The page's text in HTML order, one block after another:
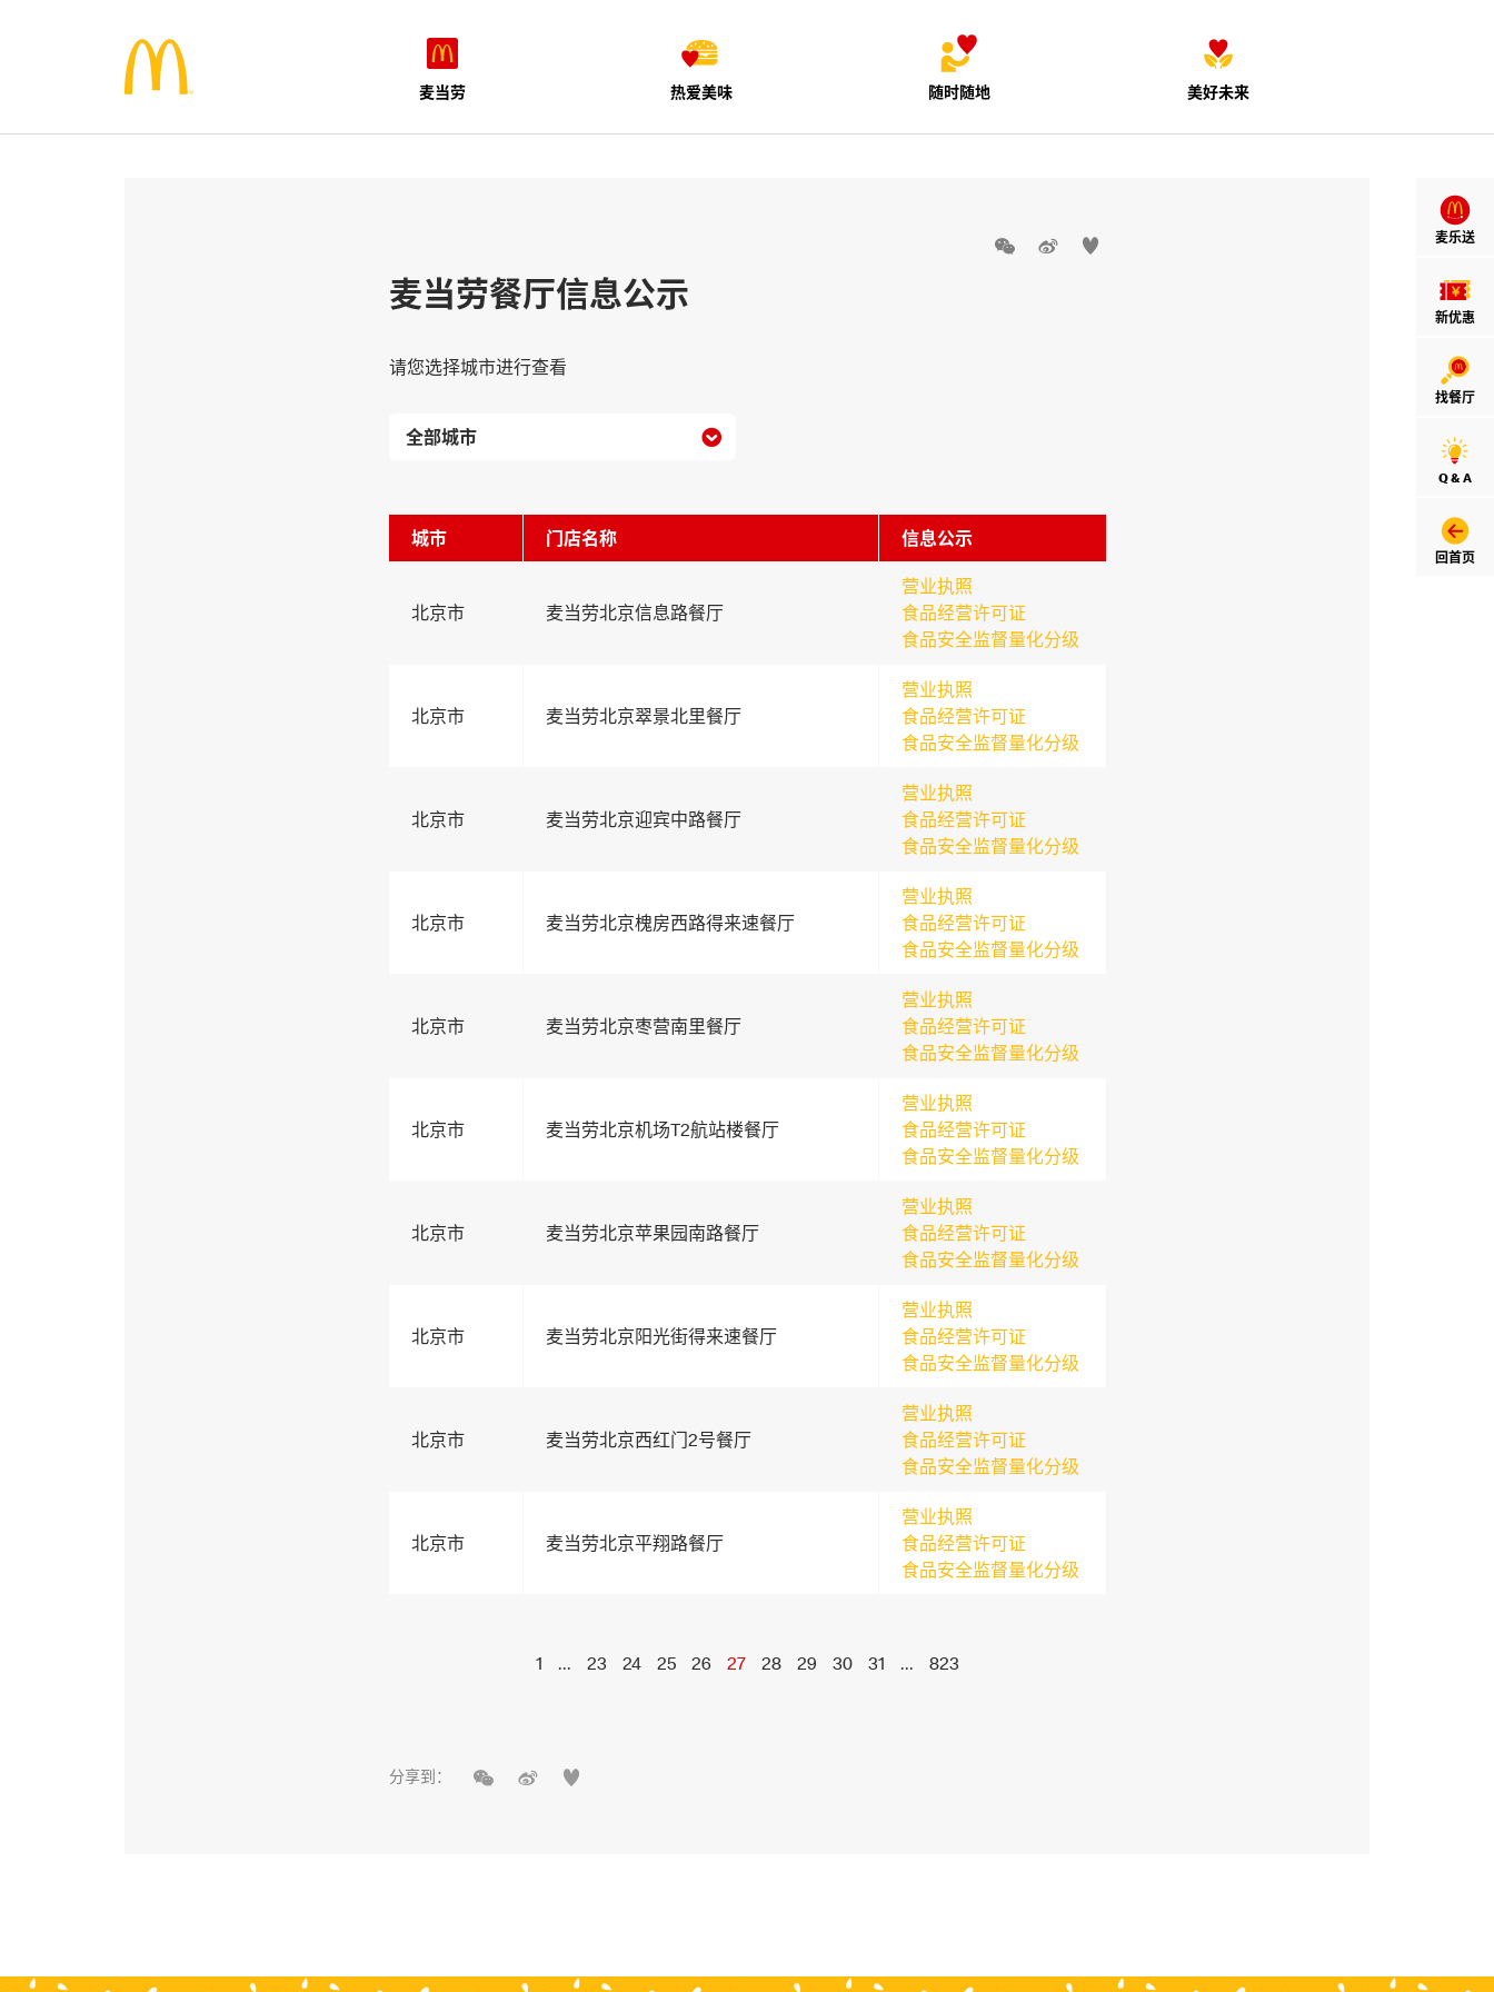
麦当劳 热爱美味 随时随地 美好未来
麦乐送
新优惠
找餐厅
Q & A
回首页
  
麦当劳餐厅信息公示
请您选择城市进行查看

城市 门店名称 信息公示
北京市 麦当劳北京信息路餐厅
营业执照
食品经营许可证
食品安全监督量化分级
北京市 麦当劳北京翠景北里餐厅
营业执照
食品经营许可证
食品安全监督量化分级
北京市 麦当劳北京迎宾中路餐厅
营业执照
食品经营许可证
食品安全监督量化分级
北京市 麦当劳北京槐房西路得来速餐厅
营业执照
食品经营许可证
食品安全监督量化分级
北京市 麦当劳北京枣营南里餐厅
营业执照
食品经营许可证
食品安全监督量化分级
北京市 麦当劳北京机场T2航站楼餐厅
营业执照
食品经营许可证
食品安全监督量化分级
北京市 麦当劳北京苹果园南路餐厅
营业执照
食品经营许可证
食品安全监督量化分级
北京市 麦当劳北京阳光街得来速餐厅
营业执照
食品经营许可证
食品安全监督量化分级
北京市 麦当劳北京西红门2号餐厅
营业执照
食品经营许可证
食品安全监督量化分级
北京市 麦当劳北京平翔路餐厅
营业执照
食品经营许可证
食品安全监督量化分级
1 ... 23 24 25 26 27 28 29 30 31 ... 823
分享到：   